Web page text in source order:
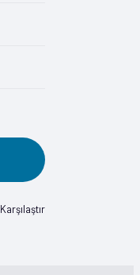
Karşılaştır